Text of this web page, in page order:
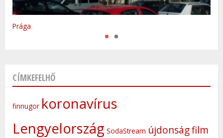
Prága
Varsó
CÍMKEFELHŐ
finnugor koronavírus
Lengyelország SodaStream újdonságfilm